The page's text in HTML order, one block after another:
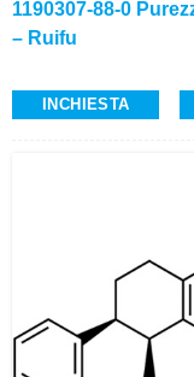
1190307-88-0
– Ruifu
INCHIESTA